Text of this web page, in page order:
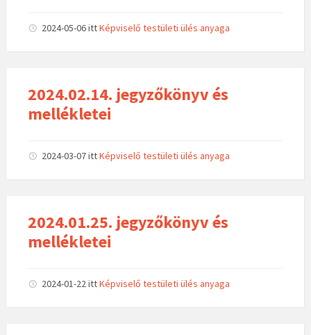
2024-05-06ittKépviselő testületi ülés anyaga
2024.02.14. jegyzőkönyv és
mellékletei
2024-03-07ittKépviselő testületi ülés anyaga
2024.01.25. jegyzőkönyv és
mellékletei
2024-01-22ittKépviselő testületi ülés anyaga